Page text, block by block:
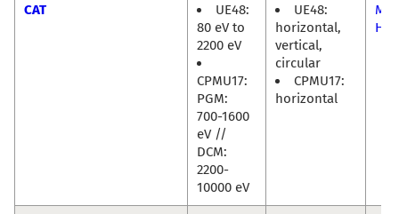
CAT
UE48:
80 eV to
2200 eV
CPMU17:
PGM:
700-1600
eV //
DCM:
2200-
10000 eV
UE48:
horizontal,
vertical,
circular
CPMU17:
horizontal